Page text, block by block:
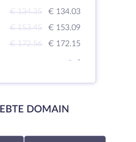
€ 134.35
€ 134.03
€ 153.45
€ 153.09
€ 172.56
€ 172.15
- -
DOMAIN